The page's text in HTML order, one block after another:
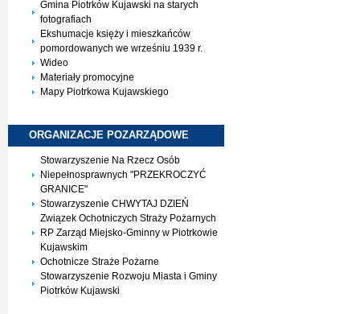
Gmina Piotrków Kujawski na starych
fotografiach
Ekshumacje księży i mieszkańców
pomordowanych we wrześniu 1939 r.
Wideo
Materiały promocyjne
Mapy Piotrkowa Kujawskiego
ORGANIZACJE POZARZĄDOWE
Stowarzyszenie Na Rzecz Osób
Niepełnosprawnych "PRZEKROCZYĆ
GRANICE"
Stowarzyszenie CHWYTAJ DZIEŃ
Związek Ochotniczych Straży Pożarnych
RP Zarząd Miejsko-Gminny w Piotrkowie
Kujawskim
Ochotnicze Straże Pożarne
Stowarzyszenie Rozwoju Miasta i Gminy
Piotrków Kujawski